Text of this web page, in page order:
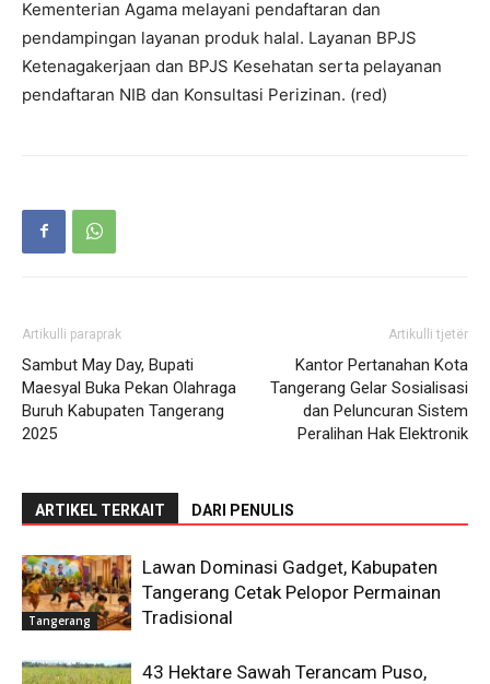
Kementerian Agama melayani pendaftaran dan
pendampingan layanan produk halal. Layanan BPJS
Ketenagakerjaan dan BPJS Kesehatan serta pelayanan
pendaftaran NIB dan Konsultasi Perizinan. (red)
Artikulli paraprak
Sambut May Day, Bupati
Maesyal Buka Pekan Olahraga
Buruh Kabupaten Tangerang
2025
Artikulli tjetër
Kantor Pertanahan Kota
Tangerang Gelar Sosialisasi
dan Peluncuran Sistem
Peralihan Hak Elektronik
ARTIKEL TERKAIT DARI PENULIS
Tangerang
Lawan Dominasi Gadget, Kabupaten
Tangerang Cetak Pelopor Permainan
Tradisional
43 Hektare Sawah Terancam Puso,